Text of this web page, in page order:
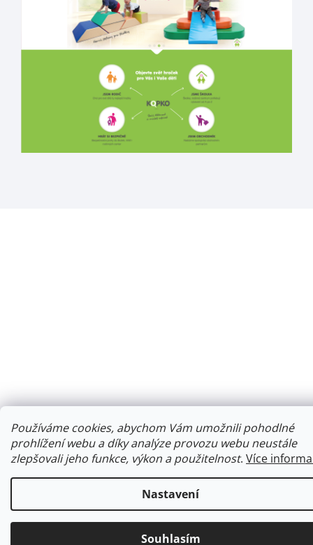
Používáme cookies, abychom Vám umožnili pohodlné
prohlížení webu a díky analýze provozu webu neustále
zlepšovali jeho funkce, výkon a použitelnost. Více
Nastavení
Souhlasím